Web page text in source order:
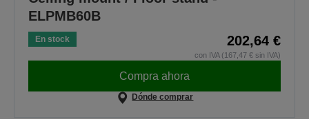
ELPMB60B
En stock 202,64 €
con IVA (167,47 € sin IVA)
Compra ahora
Dónde comprar